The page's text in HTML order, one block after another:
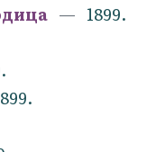
1899.